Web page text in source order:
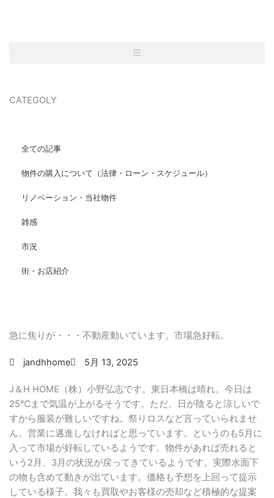
急に焦りが・・・不動産動いています。市場急好転。
jandhhome 5月 13, 2025
J＆H HOME（株）小野弘志です。東日本橋は晴れ。今日は
25℃まで気温が上がるそうです。ただ、日が陰ると涼しいで
すから服装が難しいですね。祭りロスなど言っていられませ
ん。営業に邁進しなければと思っています。というのも5月に
入って市場が好転しているようです。物件があれば売れると
いう2月、3月の状況が戻ってきているようです。実際水面下
の物も含めて動きが出ています。価格も予想を上回って提示
している様子。我々も買取やお客様の売却など積極的な提案
CATEGOLY
全ての記事
物件の購入について（法律・ローン・スケジュール）
リノベーション・当社物件
雑感
市況
街・お店紹介